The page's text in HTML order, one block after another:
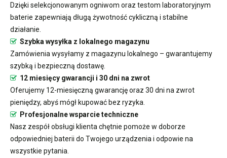
Dzięki selekcjonowanym ogniwom oraz testom laboratoryjnym
baterie zapewniają długą żywotność cykliczną i stabilne
działanie.
Szybka wysyłka z lokalnego magazynu
Zamówienia wysyłamy z magazynu lokalnego – gwarantujemy
szybką i bezpieczną dostawę.
12 miesięcy gwarancji i 30 dni na zwrot
Oferujemy 12-miesięczną gwarancję oraz 30 dni na zwrot
pieniędzy, abyś mógł kupować bez ryzyka.
Profesjonalne wsparcie techniczne
Nasz zespół obsługi klienta chętnie pomoże w doborze
odpowiedniej baterii do Twojego urządzenia i odpowie na
wszystkie pytania.